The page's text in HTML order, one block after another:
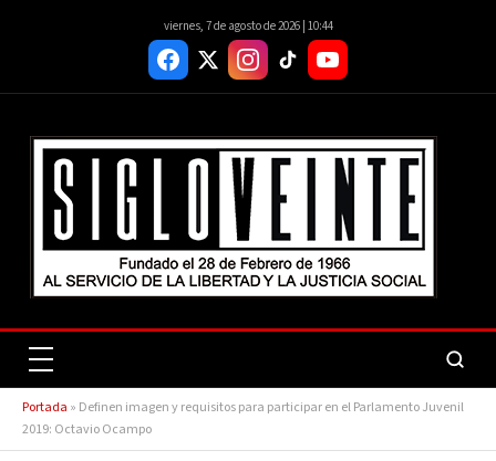
viernes, 7 de agosto de 2026 | 10:44
Portada » Definen imagen y requisitos para participar en el Parlamento Juvenil
2019: Octavio Ocampo